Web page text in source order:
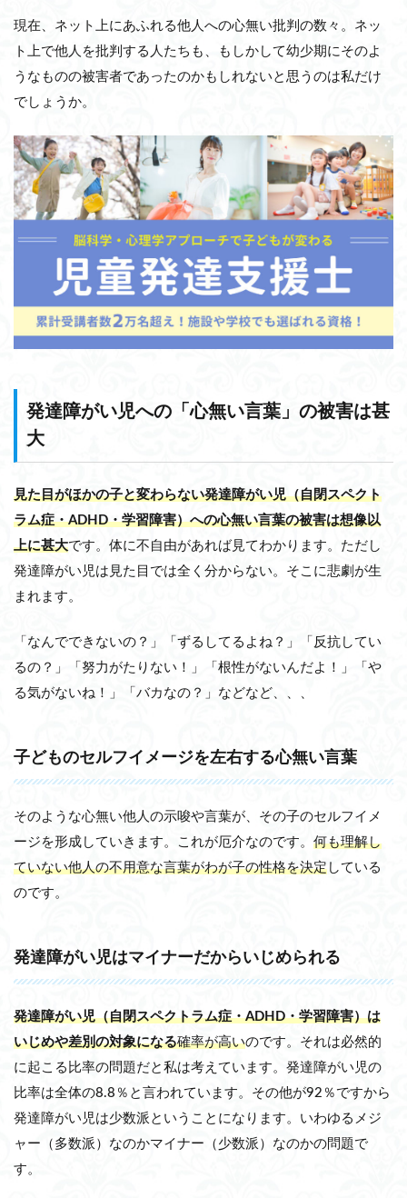
現在、ネット上にあふれる他人への心無い批判の数々。ネッ
ト上で他人を批判する人たちも、もしかして幼少期にそのよ
うなものの被害者であったのかもしれないと思うのは私だけ
でしょうか。
発達障がい児への「心無い言葉」の被害は甚
大
見た目がほかの子と変わらない発達障がい児（自閉スペクト
ラム症・ADHD・学習障害）への心無い言葉の被害は想像以
上に甚大です。体に不自由があれば見てわかります。ただし
発達障がい児は見た目では全く分からない。そこに悲劇が生
まれます。
「なんでできないの？」「ずるしてるよね？」「反抗してい
るの？」「努力がたりない！」「根性がないんだよ！」「や
る気がないね！」「バカなの？」などなど、、、
子どものセルフイメージを左右する心無い言葉
そのような心無い他人の示唆や言葉が、その子のセルフイメ
ージを形成していきます。これが厄介なのです。 何も理解し
ていない他人の不用意な言葉がわが子の性格を決定 している
のです。
発達障がい児はマイナーだからいじめられる
発達障がい児（自閉スペクトラム症・ADHD・学習障害）は
いじめや差別の対象になる確率が高いのです。それは必然的
に起こる比率の問題だと私は考えています。発達障がい児の
比率は全体の8.8％と言われています。その他が92％ですから
発達障がい児は少数派ということになります。いわゆるメジ
ャー（多数派）なのかマイナー（少数派）なのかの問題で
す。